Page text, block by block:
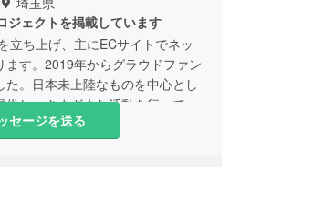
ジェクトを掲載しています
立ち上げ、主にECサイトでネッ
ます。2019年からグラウドファン
。日本未上陸なものを中心とし
し、さまざまな活動を行ってい
日進商事
セージを送る